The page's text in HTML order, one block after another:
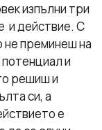
изпълни три
и действие. С
не преминеш на
и
решиш и
си, а
е